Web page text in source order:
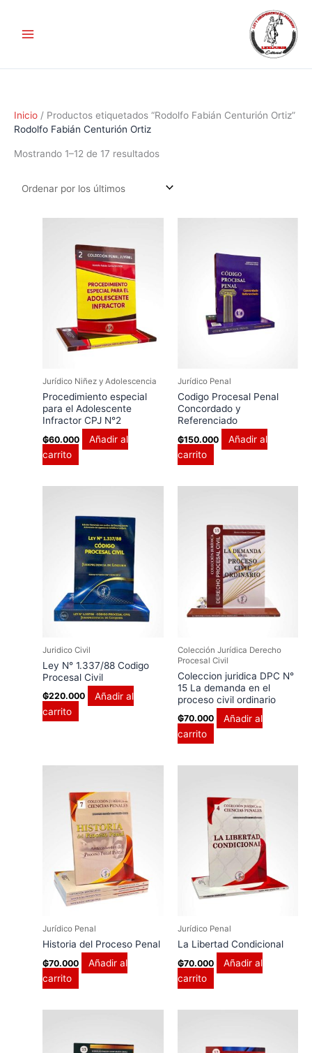
contenido
Inicio / Productos etiquetados “Rodolfo Fabián Centurión Ortiz”
Rodolfo Fabián Centurión Ortiz
Mostrando 1–12 de 17 resultados
Jurídico Niñez y Adolescencia
Procedimiento especial
para el Adolescente
Infractor CPJ N°2
₲60.000
Añadir al
carrito
Jurídico Penal
Codigo Procesal Penal
Concordado y
Referenciado
₲150.000
Añadir al
carrito
Juridico Civil
Ley N° 1.337/88 Codigo
Procesal Civil
₲220.000
Añadir al
carrito
Colección Jurídica Derecho
Procesal Civil
Coleccion juridica DPC N°
15 La demanda en el
proceso civil ordinario
₲70.000
Añadir al
carrito
Jurídico Penal
Historia del Proceso Penal
₲70.000
Añadir al
carrito
Jurídico Penal
La Libertad Condicional
₲70.000
Añadir al
carrito